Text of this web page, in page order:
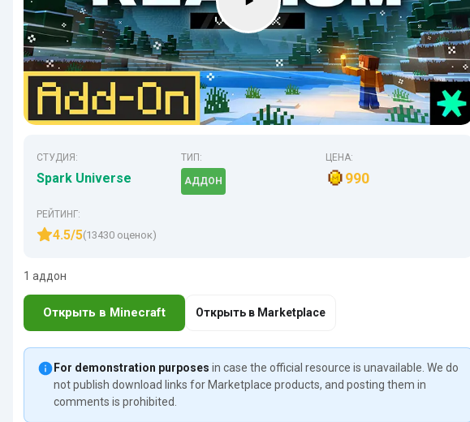
СТУДИЯ:
Spark Universe
ТИП:
АДДОН
ЦЕНА:
990
РЕЙТИНГ:
4.5/5(13430 оценок)
1 аддон
Открыть в Minecraft Открыть в Marketplace
For demonstration purposes in case the official resource is unavailable. We do
not publish download links for Marketplace products, and posting them in
comments is prohibited.